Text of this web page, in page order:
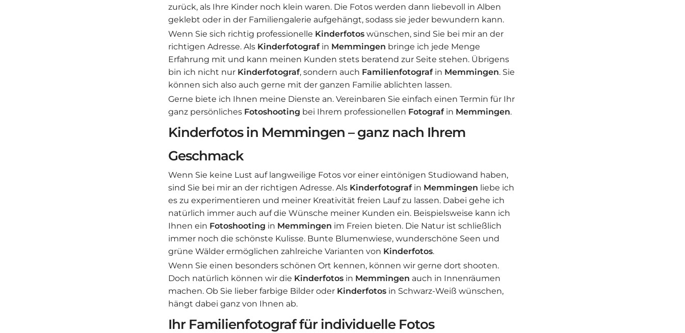
zurück, als Ihre Kinder noch klein waren. Die Fotos werden dann liebevoll in Alben
geklebt oder in der Familiengalerie aufgehängt, sodass sie jeder bewundern kann.
Wenn Sie sich richtig professionelle Kinderfotos wünschen, sind Sie bei mir an der
richtigen Adresse. Als Kinderfotograf in Memmingen bringe ich jede Menge
Erfahrung mit und kann meinen Kunden stets beratend zur Seite stehen. Übrigens
bin ich nicht nur Kinderfotograf, sondern auch Familienfotograf in Memmingen. Sie
können sich also auch gerne mit der ganzen Familie ablichten lassen.
Gerne biete ich Ihnen meine Dienste an. Vereinbaren Sie einfach einen Termin für Ihr
ganz persönliches Fotoshooting bei Ihrem professionellen Fotograf in Memmingen.
Kinderfotos in Memmingen – ganz nach Ihrem
Geschmack
Wenn Sie keine Lust auf langweilige Fotos vor einer eintönigen Studiowand haben,
sind Sie bei mir an der richtigen Adresse. Als Kinderfotograf in Memmingen liebe ich
es zu experimentieren und meiner Kreativität freien Lauf zu lassen. Dabei gehe ich
natürlich immer auch auf die Wünsche meiner Kunden ein. Beispielsweise kann ich
Ihnen ein Fotoshooting in Memmingen im Freien bieten. Die Natur ist schließlich
immer noch die schönste Kulisse. Bunte Blumenwiese, wunderschöne Seen und
grüne Wälder ermöglichen zahlreiche Varianten von Kinderfotos.
Wenn Sie einen besonders schönen Ort kennen, können wir gerne dort shooten.
Doch natürlich können wir die Kinderfotos in Memmingen auch in Innenräumen
machen. Ob Sie lieber farbige Bilder oder Kinderfotos in Schwarz-Weiß wünschen,
hängt dabei ganz von Ihnen ab.
Ihr Familienfotograf für individuelle Fotos